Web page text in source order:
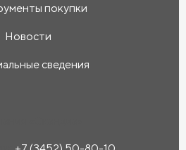
покупки
Новости
сведения